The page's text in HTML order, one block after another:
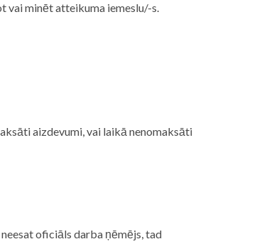
vai minēt atteikuma iemeslu/-s.
aizdevumi, vai laikā nenomaksāti
oficiāls darba ņēmējs, tad